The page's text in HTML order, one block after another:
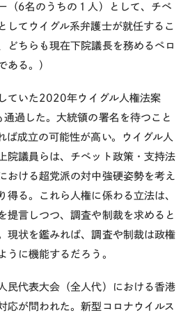
（ 6名のうちの１人）として、チベ
してウイグル系弁護士が就任するこ
どちらも現在下院議長を務めるペロ
ある。）
ていた 2020年ウイグル人権法案
通過した。大統領の署名を待つこと
ば成立の可能性が高い。ウイグル人
院議員らは、チベット政策・支持法
おける超党派の対中強硬姿勢を考え
得る。これら人権に係わる立法は、
提言しつつ、調査や制裁を求めると
現状を鑑みれば、調査や制裁は政権
うに機能するだろう。
民代表大会（全人代）における香港
応が問われた。新型コロナウイルス